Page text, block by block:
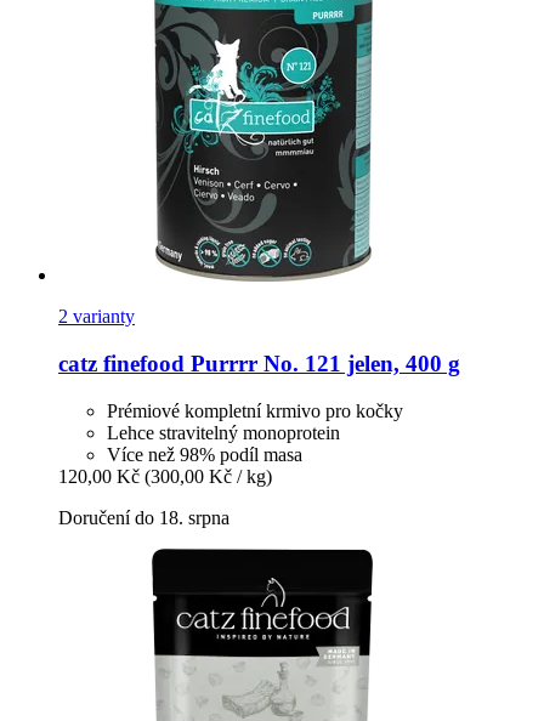
2 varianty
catz finefood Purrrr No. 121 jelen, 400 g
Prémiové kompletní krmivo pro kočky
Lehce stravitelný monoprotein
Více než 98% podíl masa
120,00 Kč (300,00 Kč / kg)
Doručení do 18. srpna